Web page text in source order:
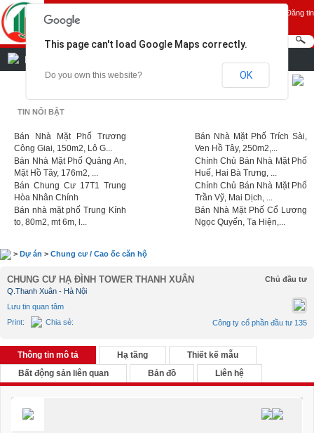
Đăng tin
DANH MỤC
Đặt làm trang chủ
TIN NỔI BẬT
Bán Nhà Mặt Phố Trương
Công Giai, 150m2, Lô G...
Bán Nhà Mặt Phố Quảng An,
Mặt Hồ Tây, 176m2, ...
Bán Chung Cư 17T1 Trung
Hòa Nhân Chính
Bán nhà mặt phố Trung Kính
to, 80m2, mt 6m, l...
Bán Nhà Mặt Phố Trích Sài,
Ven Hồ Tây, 250m2,...
Chính Chủ Bán Nhà Mặt Phố
Huế, Hai Bà Trưng, ...
Chính Chủ Bán Nhà Mặt Phố
Trần Vỹ, Mai Dịch, ...
Bán Nhà Mặt Phố Cổ Lương
Ngọc Quyến, Tạ Hiện,...
> Dự án > Chung cư / Cao ốc căn hộ
CHUNG CƯ HẠ ĐÌNH TOWER THANH XUÂN
Q.Thanh Xuân - Hà Nội
Chủ đầu tư
Lưu tin quan tâm
Print:
Chia sẻ: Công ty cổ phần đầu tư 135
Thông tin mô tả Hạ tầng
Thiết kế mẫu
Bất động sản liên quan
Bản đồ Liên hệ
Thông tin bất động sản Ngày đăng
This page can't load Google Maps correctly.
Do you own this website? OK